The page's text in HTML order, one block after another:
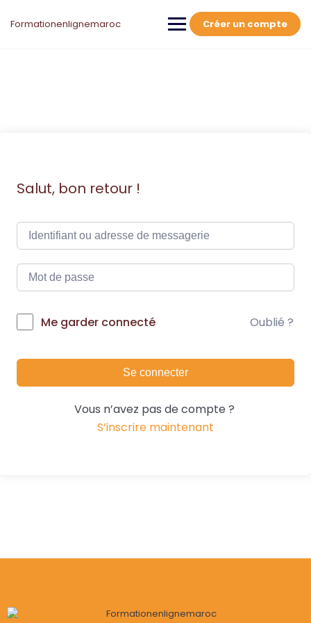
Formationenlignemaroc Créer un compte
Salut, bon retour !
Me garder connecté Oublié ?
Se connecter
Vous n’avez pas de compte ?
S’inscrire maintenant